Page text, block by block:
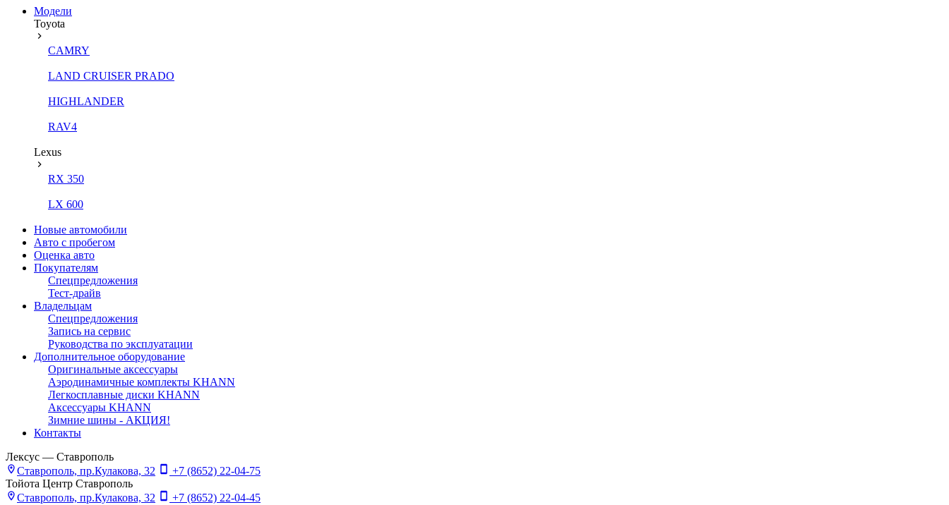
Модели
Toyota
CAMRY
LAND CRUISER PRADO
HIGHLANDER
RAV4
Lexus
RX 350
LX 600
Новые автомобили
Авто с пробегом
Оценка авто
Покупателям
Спецпредложения
Тест-драйв
Владельцам
Спецпредложения
Запись на сервис
Руководства по эксплуатации
Дополнительное оборудование
Оригинальные аксессуары
Аэродинамичные комплекты KHANN
Легкосплавные диски KHANN
Аксессуары KHANN
Зимние шины - АКЦИЯ!
Контакты
Лексус — Ставрополь
Ставрополь, пр.Кулакова, 32
+7 (8652) 22-04-75
Тойота Центр Ставрополь
Ставрополь, пр.Кулакова, 32
+7 (8652) 22-04-45